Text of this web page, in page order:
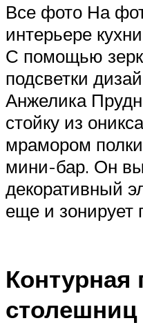
Все фото На
интерьере
С помощью
подсветки
Анжелика
стойку из
мрамором
мини-бар. Он
декоративный
еще и зонирует
Контурная